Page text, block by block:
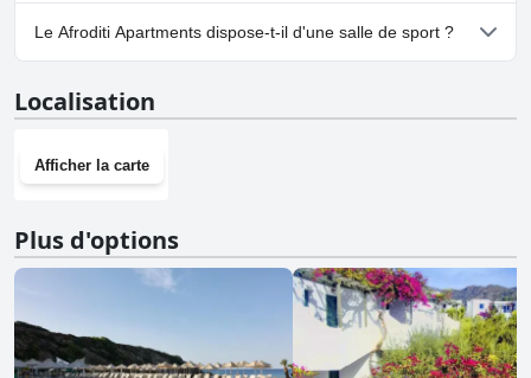
Oui, un parking est disponible à Afroditi Apartments.
Le Afroditi Apartments dispose-t-il d'une salle de sport ?
Localisation
Afficher la carte
Plus d'options